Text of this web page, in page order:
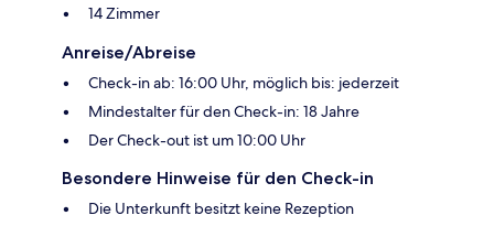
14 Zimmer
Anreise/Abreise
Check-in ab: 16:00 Uhr, möglich bis: jederzeit
Mindestalter für den Check-in: 18 Jahre
Der Check-out ist um 10:00 Uhr
Besondere Hinweise für den Check-in
Die Unterkunft besitzt keine Rezeption